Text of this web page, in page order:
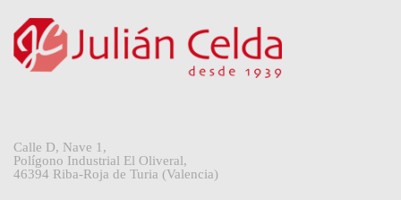
Calle D, Nave 1,
Polígono Industrial El Oliveral,
46394 Riba-Roja de Turia (Valencia)